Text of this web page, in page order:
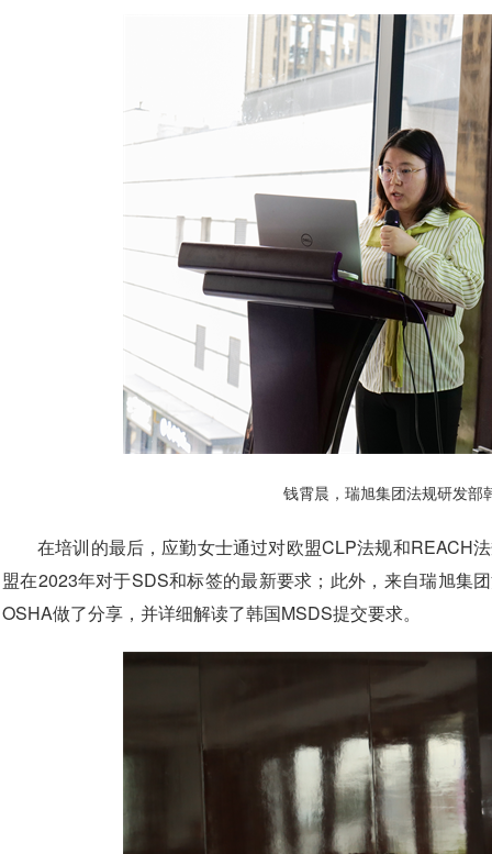
钱霄晨，瑞旭集团法规研发部
在培训的最后，应勤女士通过对欧盟CLP法规和REACH
盟在2023年对于SDS和标签的最新要求；此外，来自瑞旭集
OSHA做了分享，并详细解读了韩国MSDS提交要求。